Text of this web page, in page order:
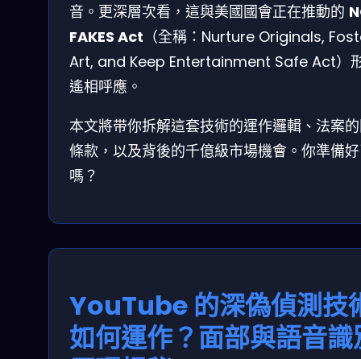
音。更深層次看，這與美國國會正在推動的
FAKES Act （全稱：Nurture Originals,
Art, and Keep Entertainment Safe Act）
遙相呼應。
本文將带你拆解這套技術的運作邏輯、法案
條款，以及背後的千億級市場機會。你準備
嗎？
YouTube 的深偽偵測技
如何運作？面部與語音識